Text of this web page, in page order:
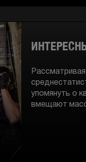
упомянуть о
вмещают